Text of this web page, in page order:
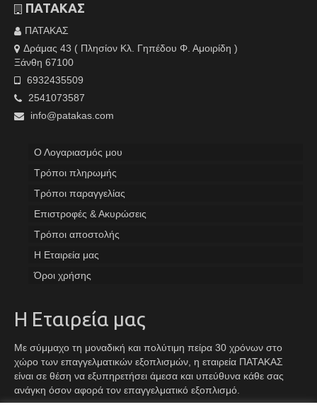
ΠΑΤΑΚΑΣ
ΠΑΤΑΚΑΣ
Δράμας 43 ( Πλησίον Κλ. Γηπέδου Φ. Αμοιρίδη )
Ξάνθη 67100
6932435509
2541073587
info@patakas.com
Ο Λογαριασμός μου
Tρόποι πληρωμής
Τρόποι παραγγελίας
Επιστροφές & Ακυρώσεις
Τρόποι αποστολής
Η Εταιρεία μας
Όροι χρήσης
Η Εταιρεία μας
Με σύμμαχο τη μοναδική και πολύτιμη πείρα 30 χρόνων στο
χώρο των επαγγελματικών εξοπλισμών, η εταιρεία ΠΑΤΑΚΑΣ
είναι σε θέση να εξυπηρετήσει άμεσα και υπεύθυνα κάθε σας
ανάγκη όσον αφορά τον επαγγελματικό εξοπλισμό.